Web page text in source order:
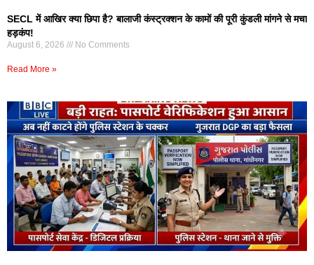
SECL में आखिर क्या छिपा है? बालाजी कंस्ट्रक्शन के कामों की पूरी कुंडली मांगने से मचा
हड़कंप!
August 6, 2026 No Comments
Read More »